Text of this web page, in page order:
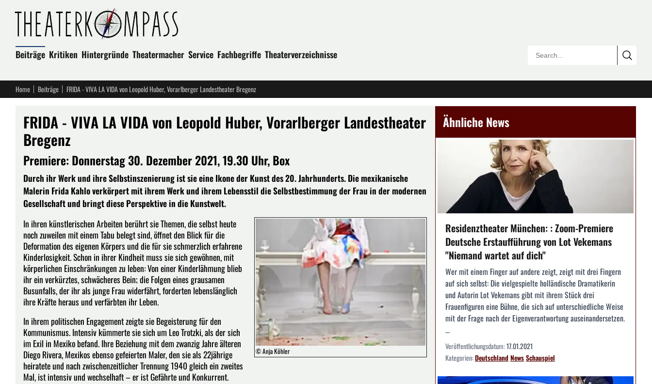
Beiträge Kritiken Hintergründe Theatermacher Service Fachbegriffe Theaterverzeichnisse
Home Beiträge FRIDA - VIVA LA VIDA von Leopold Huber, Vorarlberger Landestheater Bregenz
FRIDA - VIVA LA VIDA von Leopold Huber, Vorarlberger Landestheater
Bregenz
Premiere: Donnerstag 30. Dezember 2021, 19.30 Uhr, Box
Durch ihr Werk und ihre Selbstinszenierung ist sie eine Ikone der Kunst des 20. Jahrhunderts. Die mexikanische
Malerin Frida Kahlo verkörpert mit ihrem Werk und ihrem Lebensstil die Selbstbestimmung der Frau in der modernen
Gesellschaft und bringt diese Perspektive in die Kunstwelt.
© Anja Köhler
In ihren künstlerischen Arbeiten berührt sie Themen, die selbst heute
noch zuweilen mit einem Tabu belegt sind, öffnet den Blick für die
Deformation des eigenen Körpers und die für sie schmerzlich erfahrene
Kinderlosigkeit. Schon in ihrer Kindheit muss sie sich gewöhnen, mit
körperlichen Einschränkungen zu leben: Von einer Kinderlähmung blieb
ihr ein verkürztes, schwächeres Bein; die Folgen eines grausamen
Busunfalls, der ihr als junge Frau widerfährt, forderten lebenslänglich
ihre Kräfte heraus und verfärbten ihr Leben.
In ihrem politischen Engagement zeigte sie Begeisterung für den
Kommunismus. Intensiv kümmerte sie sich um Leo Trotzki, als der sich
im Exil in Mexiko befand. Ihre Beziehung mit dem zwanzig Jahre älteren
Diego Rivera, Mexikos ebenso gefeierten Maler, den sie als 22jährige
heiratete und nach zwischenzeitlicher Trennung 1940 gleich ein zweites
Mal, ist intensiv und wechselhaft – er ist Gefährte und Konkurrent.
Ähnliche News
Residenztheater München: : Zoom-Premiere
Deutsche Erstaufführung von Lot Vekemans
"Niemand wartet auf dich"
Wer mit einem Finger auf andere zeigt, zeigt mit drei Fingern
auf sich selbst: Die vielgespielte holländische Dramatikerin
und Autorin Lot Vekemans gibt mit ihrem Stück drei
Frauenfiguren eine Bühne, die sich auf unterschiedliche Weise
mit der Frage nach der Eigenverantwortung auseinandersetzen.
...
Veröffentlichungsdatum:17.01.2021
Kategorien:DeutschlandNewsSchauspiel